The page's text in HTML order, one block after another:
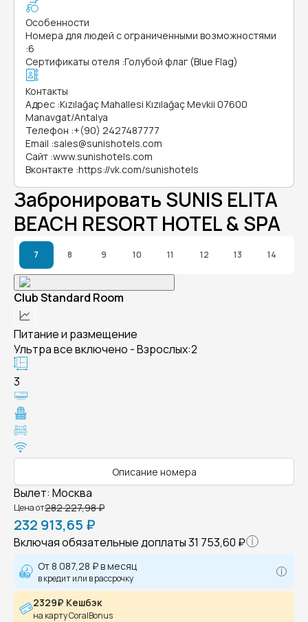
Особенности
Номера для людей с ограниченными возможностями
:6
Сертификаты отеля :Голубой флаг (Blue Flag)
Контакты
Адрес :Kızılağaç Mahallesi Kızılağaç Mevkii 07600
Manavgat/Antalya
Телефон :+(90) 2427487777
Email :sales@sunishotels.com
Сайт :www.sunishotels.com
Вконтакте :https://vk.com/sunishotels
Забронировать SUNIS ELITA
BEACH RESORT HOTEL & SPA
7 8 9 10 11 12 13 14
Club Standard Room
Питание и размещение
Ультра все включено - Взрослых:2
3
Описание номера
Вылет: Москва
Цена от282 227,98 ₽
232 913,65 ₽
Включая обязательные доплаты31 753,60 ₽
От 8 087,28 ₽в месяц
в кредит или в рассрочку
2329₽ Кешбэк
на карту CoralBonus